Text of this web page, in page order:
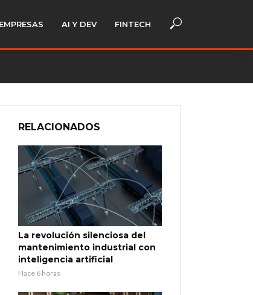
EMPRESAS AI Y DEV FINTECH
RELACIONADOS
La revolución silenciosa del
mantenimiento industrial con
inteligencia artificial
Hace 6 horas